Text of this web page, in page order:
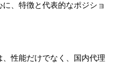
、特徴と代表的なポジショ
性能だけでなく、国内代理